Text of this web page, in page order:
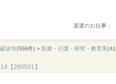
派遣のお仕事：
砺波市(556件) > 医療・介護・研究・教育系
【260501】